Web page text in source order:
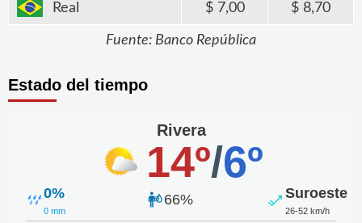
Real 7,00 8,70
Fuente: Banco República
Estado del tiempo
Rivera
14º/6º
0%
0 mm
66% Suroeste
26-52 km/h